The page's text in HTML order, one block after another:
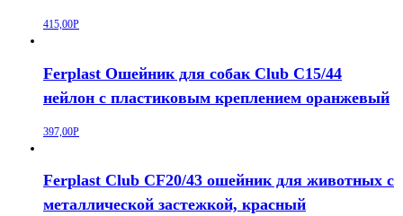
415,00Р
Ferplast Ошейник для собак Club C15/44
нейлон с пластиковым креплением оранжевый
397,00Р
Ferplast Club CF20/43 ошейник для животных c
металлической застежкой, красный